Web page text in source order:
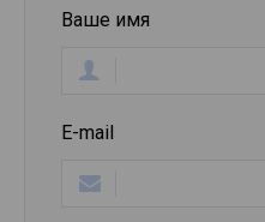
Ваше имя
E-mail